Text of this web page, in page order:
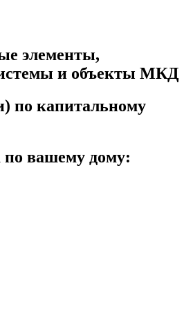
элементы,
и объекты МКД
по капитальному
по вашему дому: